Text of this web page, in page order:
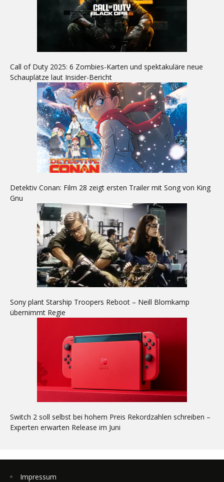
Call of Duty 2025: 6 Zombies-Karten und spektakuläre neue
Schauplätze laut Insider-Bericht
Detektiv Conan: Film 28 zeigt ersten Trailer mit Song von King
Gnu
Sony plant Starship Troopers Reboot – Neill Blomkamp
übernimmt Regie
Switch 2 soll selbst bei hohem Preis Rekordzahlen schreiben –
Experten erwarten Release im Juni
Impressum